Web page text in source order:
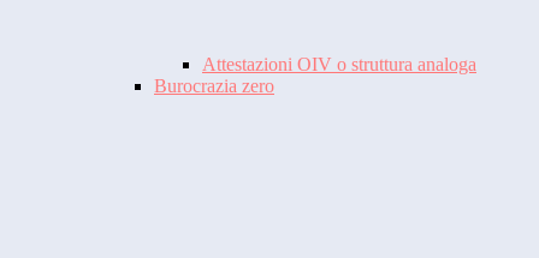
Attestazioni OIV o struttura analoga
Burocrazia zero